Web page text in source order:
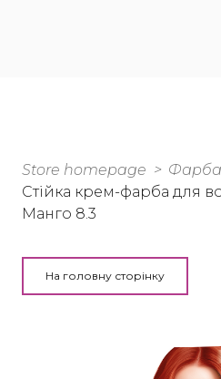
Store homepage
Фарба
Стійка крем-фарба для
Манго 8.3
На головну сторінку